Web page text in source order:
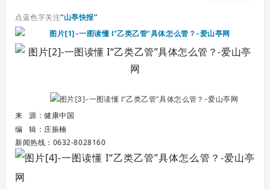
点蓝色字关注“山亭快报”
来 源：健康中国
编 辑： 庄振楠
新闻热线：0632-8028160